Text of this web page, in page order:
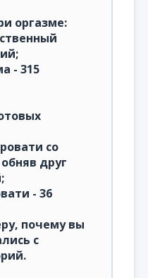
оргазме:
- 315
со
друг
- 36
почему вы
с